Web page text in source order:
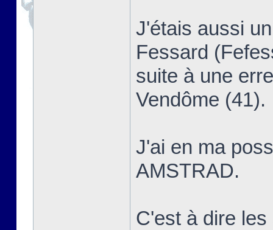
J'étais aussi
Fessard
suite à une
Vendôme (41).
J'ai en ma
AMSTRAD.
C'est à dire